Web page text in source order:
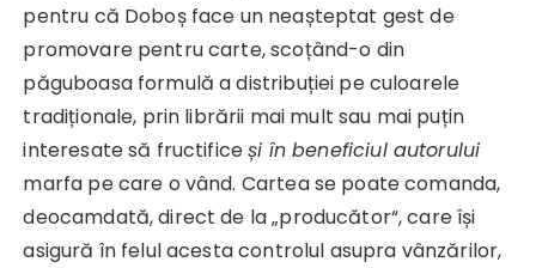
pentru că Doboș face un neașteptat gest de
promovare pentru carte, scoțând-o din
păguboasa formulă a distribuției pe culoarele
tradiționale, prin librării mai mult sau mai puțin
interesate să fructificeși în beneficiul autorului
marfa pe care o vând. Cartea se poate comanda,
deocamdată, direct de la „producător“, care își
asigură în felul acesta controlul asupra vânzărilor,